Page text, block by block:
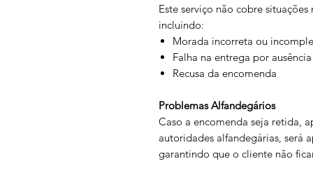
Este serviço não cobre
incluindo:
Morada incorreta ou
Falha na entrega por
Recusa da encomenda
Problemas Alfandegários
Caso a encomenda seja retida,
autoridades alfandegárias, será
garantindo que o cliente não